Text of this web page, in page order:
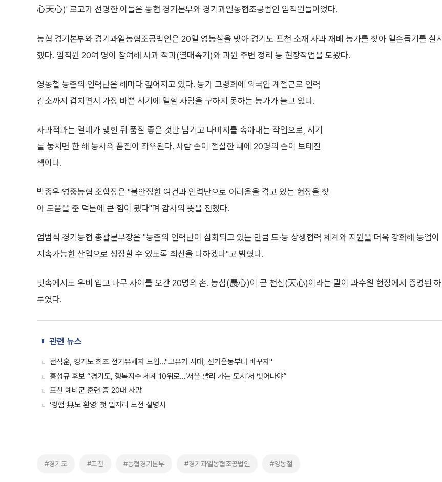
心天心)' 로고가 선명한 이들은 농협 경기본부와 경기과일농협조공법인 임직원들이었다.
농협 경기본부와 경기과일농협조공법인은 20일 영농철을 맞아 경기도 포천 소재 사과 재배 농가를 찾아 일손돕기를 실시
했다. 임직원 20여 명이 참여해 사과 적과(열매솎기)와 과원 주변 정리 등 현장작업을 도왔다.
영농철 농촌의 인력난은 해마다 깊어지고 있다. 농가 고령화에 외국인 계절근로 인력
감소까지 겹치면서 가장 바쁜 시기에 일할 사람을 구하지 못하는 농가가 늘고 있다.
사과적과는 열매가 맺힌 뒤 품질 좋은 것만 남기고 나머지를 솎아내는 작업으로, 시기
를 놓치면 한 해 농사의 품질이 좌우된다. 사람 손이 절실한 때에 20명의 손이 보태진
셈이다.
박종우 영중농협 조합장은 "불안정한 여건과 인력난으로 어려움을 겪고 있는 현장을 찾
아 도움을 준 덕분에 큰 힘이 됐다"며 감사의 뜻을 전했다.
엄범식 경기농협 총괄본부장은 "농촌의 인력난이 심화되고 있는 만큼 도·농 상생협력 체계와 지원을 더욱 강화해 농업이
지속가능한 산업으로 성장할 수 있도록 최선을 다하겠다"고 밝혔다.
빗속에서도 우비 입고 나무 사이를 오간 20명의 손. 농심(農心)이 곧 천심(天心)이라는 말이 과수원 현장에서 증명된 하
루였다.
관련 뉴스
전석훈, 경기도 최초 전기유세차 도입…"고유가 시대, 선거운동부터 바꾸자"
홍성규 후보 “경기도, 행복지수 세계 10위로…‘서울 빨리 가는 도시’서 벗어나야”
포천 예비군 훈련 중 20대 사망
‘경험 無도 환영’ 첫 일자리 도전 설명서
#경기도 #포천 #농협경기본부 #경기과일농협조공법인 #영농철